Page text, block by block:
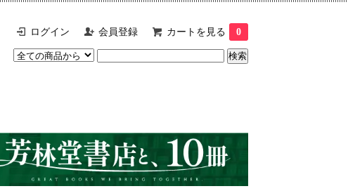
ログイン 会員登録 カートを見る 0